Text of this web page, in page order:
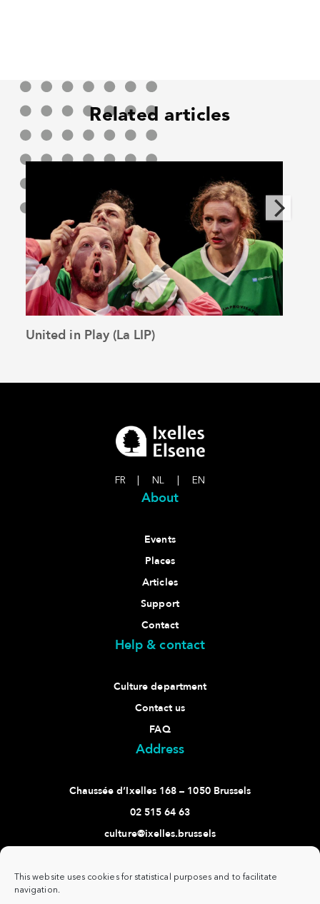
This website uses cookies for statistical purposes and to facilitate
navigation.
Related articles
See the article
United in Play (La LIP)
FR NL EN
About
Events
Places
Articles
Support
Contact
Help & contact
Culture department
Contact us
FAQ
Address
Chaussée d’Ixelles 168 – 1050 Brussels
02 515 64 63
culture@ixelles.brussels